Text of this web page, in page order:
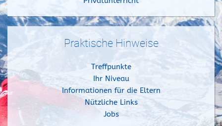
Praktische Hinweise
Treffpunkte
Ihr Niveau
Informationen für die Eltern
Nützliche Links
Jobs